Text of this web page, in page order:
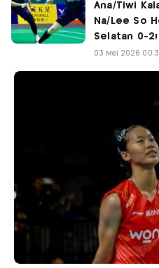
Ana/Tiwi
Na/Lee So
Selatan 0-2!
03 Mei 2026